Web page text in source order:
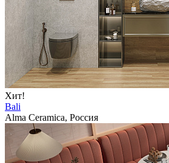
Хит!
Bali
Alma Ceramica, Россия